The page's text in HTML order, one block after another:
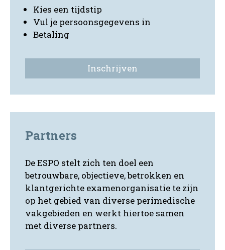
Kies een tijdstip
Vul je persoonsgegevens in
Betaling
Inschrijven
Partners
De ESPO stelt zich ten doel een
betrouwbare, objectieve, betrokken en
klantgerichte examenorganisatie te zijn
op het gebied van diverse perimedische
vakgebieden en werkt hiertoe samen
met diverse partners.